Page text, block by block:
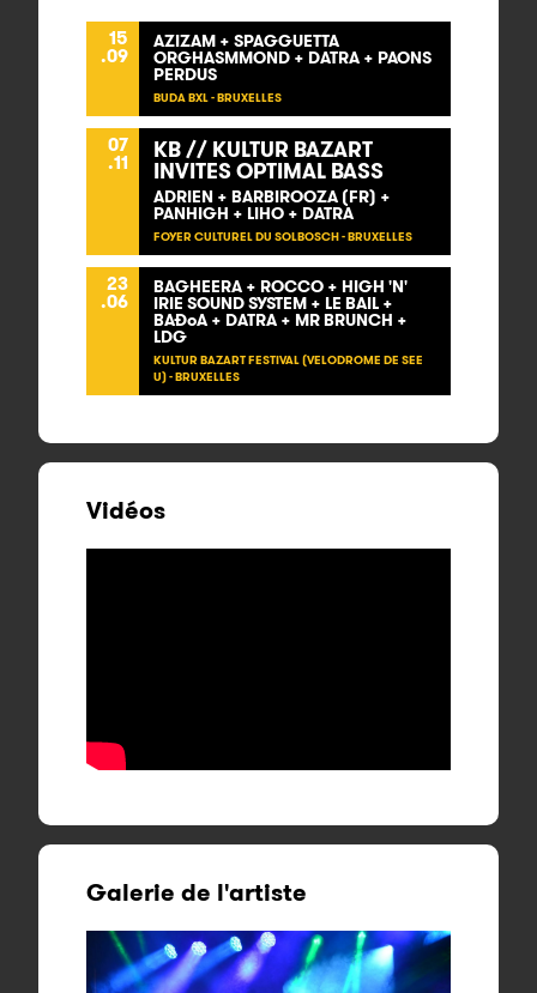
15
.09
AZIZAM + SPAGGUETTA
ORGHASMMOND + DATRA + PAONS
PERDUS
BUDA BXL - BRUXELLES
07
.11 KB // KULTUR BAZART
INVITES OPTIMAL BASS
ADRIEN + BARBIROOZA (FR) +
PANHIGH + LIHO + DATRA
FOYER CULTUREL DU SOLBOSCH - BRUXELLES
23
.06
BAGHEERA + ROCCO + HIGH 'N'
IRIE SOUND SYSTEM + LE BAIL +
BAÐºA + DATRA + MR BRUNCH +
LDG
KULTUR BAZART FESTIVAL (VELODROME DE SEE
U) - BRUXELLES
Vidéos
Galerie de l'artiste